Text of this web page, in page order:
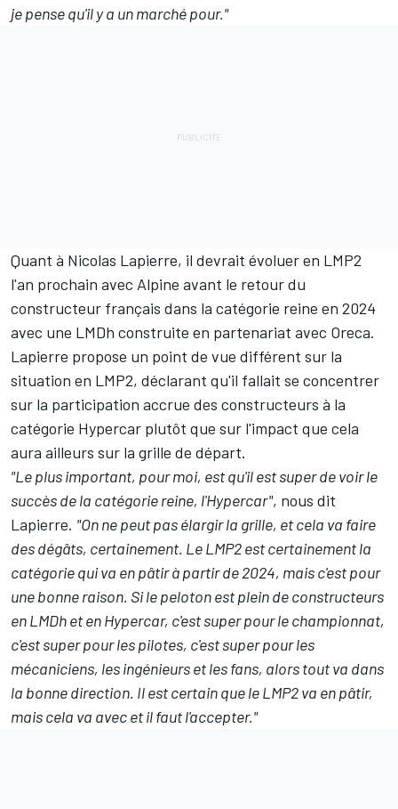
je pense qu'il y a un marché pour."
Quant à Nicolas Lapierre, il devrait évoluer en LMP2
l'an prochain avec Alpine avant le retour du
constructeur français dans la catégorie reine en 2024
avec une LMDh construite en partenariat avec Oreca.
Lapierre propose un point de vue différent sur la
situation en LMP2, déclarant qu'il fallait se concentrer
sur la participation accrue des constructeurs à la
catégorie Hypercar plutôt que sur l'impact que cela
aura ailleurs sur la grille de départ.
"Le plus important, pour moi, est qu'il est super de voir le
succès de la catégorie reine, l'Hypercar", nous dit
Lapierre. "On ne peut pas élargir la grille, et cela va faire
des dégâts, certainement. Le LMP2 est certainement la
catégorie qui va en pâtir à partir de 2024, mais c'est pour
une bonne raison. Si le peloton est plein de constructeurs
en LMDh et en Hypercar, c'est super pour le championnat,
c'est super pour les pilotes, c'est super pour les
mécaniciens, les ingénieurs et les fans, alors tout va dans
la bonne direction. Il est certain que le LMP2 va en pâtir,
mais cela va avec et il faut l'accepter."